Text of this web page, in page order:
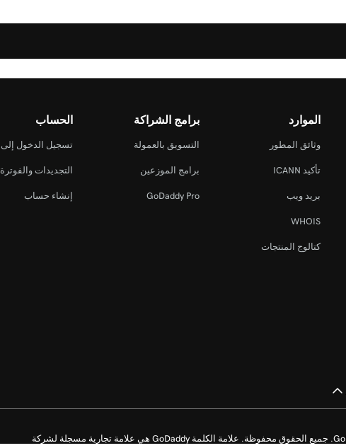
الموارد
وثائق المطور
تأكيد ICANN
بريد ويب
WHOIS
كتالوج المنتجات
برامج الشراكة
التسويق بالعمولة
برامج الموزعين
GoDaddy Pro
الحساب
تسجيل الدخول إلى GoDaddy
التجديدات والفوترة
إنشاء حساب
حقوق الطبع والنشر © للأعوام من 1999 إلى 2026 محفوظة لشركة GoDaddy Operating Company, LLC. جميع الحقوق محفوظة. علامة الكلمة GoDaddy هي علامة تجارية مسجلة لشركة